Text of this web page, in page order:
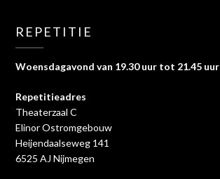
REPETITIE
Woensdagavond van 19.30 uur tot 21.45 uur
Repetitieadres
Theaterzaal C
Elinor Ostromgebouw
Heijendaalseweg 141
6525 AJ Nijmegen